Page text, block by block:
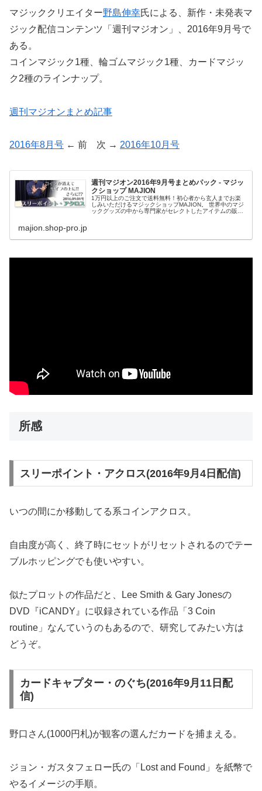
マジッククリエイター野島伸幸氏による、新作・未発表マ
ジック配信コンテンツ「週刊マジオン」、2016年9月号で
ある。
コインマジック1種、輪ゴムマジック1種、カードマジッ
ク2種のラインナップ。
週刊マジオンまとめ記事
2016年8月号 ← 前 次 → 2016年10月号
週刊マジオン2016年9月号まとめパック - マジッ
クショップ MAJION
1万円以上のご注文で送料無料！初心者から玄人までお楽
しみいただけるマジックショップMAJION。 世界中のマジ
ックグッズの中から専門家がセレクトしたアイテムの販売
majion.shop-pro.jp
所感
スリーポイント・アクロス(2016年9月4日配信)
いつの間にか移動してる系コインアクロス。
自由度が高く、終了時にセットがリセットされるのでテー
ブルホッピングでも使いやすい。
似たプロットの作品だと、Lee Smith & Gary Jonesの
DVD『iCANDY』に収録されている作品「3 Coin
routine」なんていうのもあるので、研究してみたい方は
どうぞ。
カードキャプター・のぐち(2016年9月11日配
信)
野口さん(1000円札)が観客の選んだカードを捕まえる。
ジョン・ガスタフェロー氏の「Lost and Found」を紙幣で
やるイメージの手順。